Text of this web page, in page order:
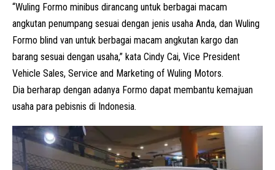
“Wuling Formo minibus dirancang untuk berbagai macam
angkutan penumpang sesuai dengan jenis usaha Anda, dan Wuling
Formo blind van untuk berbagai macam angkutan kargo dan
barang sesuai dengan usaha,” kata Cindy Cai, Vice President
Vehicle Sales, Service and Marketing of Wuling Motors.
Dia berharap dengan adanya Formo dapat membantu kemajuan
usaha para pebisnis di Indonesia.